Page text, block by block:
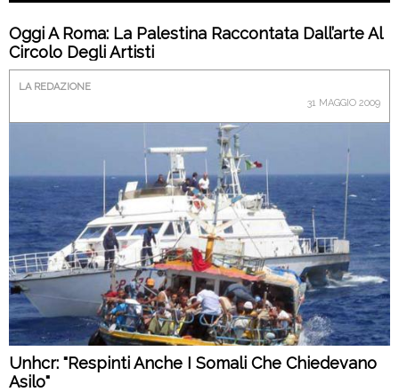
Oggi A Roma: La Palestina Raccontata Dall’arte Al
Circolo Degli Artisti
LA REDAZIONE
31 MAGGIO 2009
Unhcr: "Respinti Anche I Somali Che Chiedevano
Asilo"